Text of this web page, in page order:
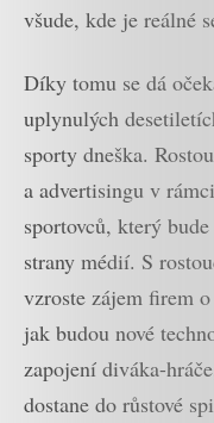
všude, kde je reálné
Díky tomu se dá
uplynulých
sporty dneška.
a advertisingu v
sportovců, který
strany médií. S
vzroste zájem firem
jak budou nové
zapojení diváka-
dostane do růstové